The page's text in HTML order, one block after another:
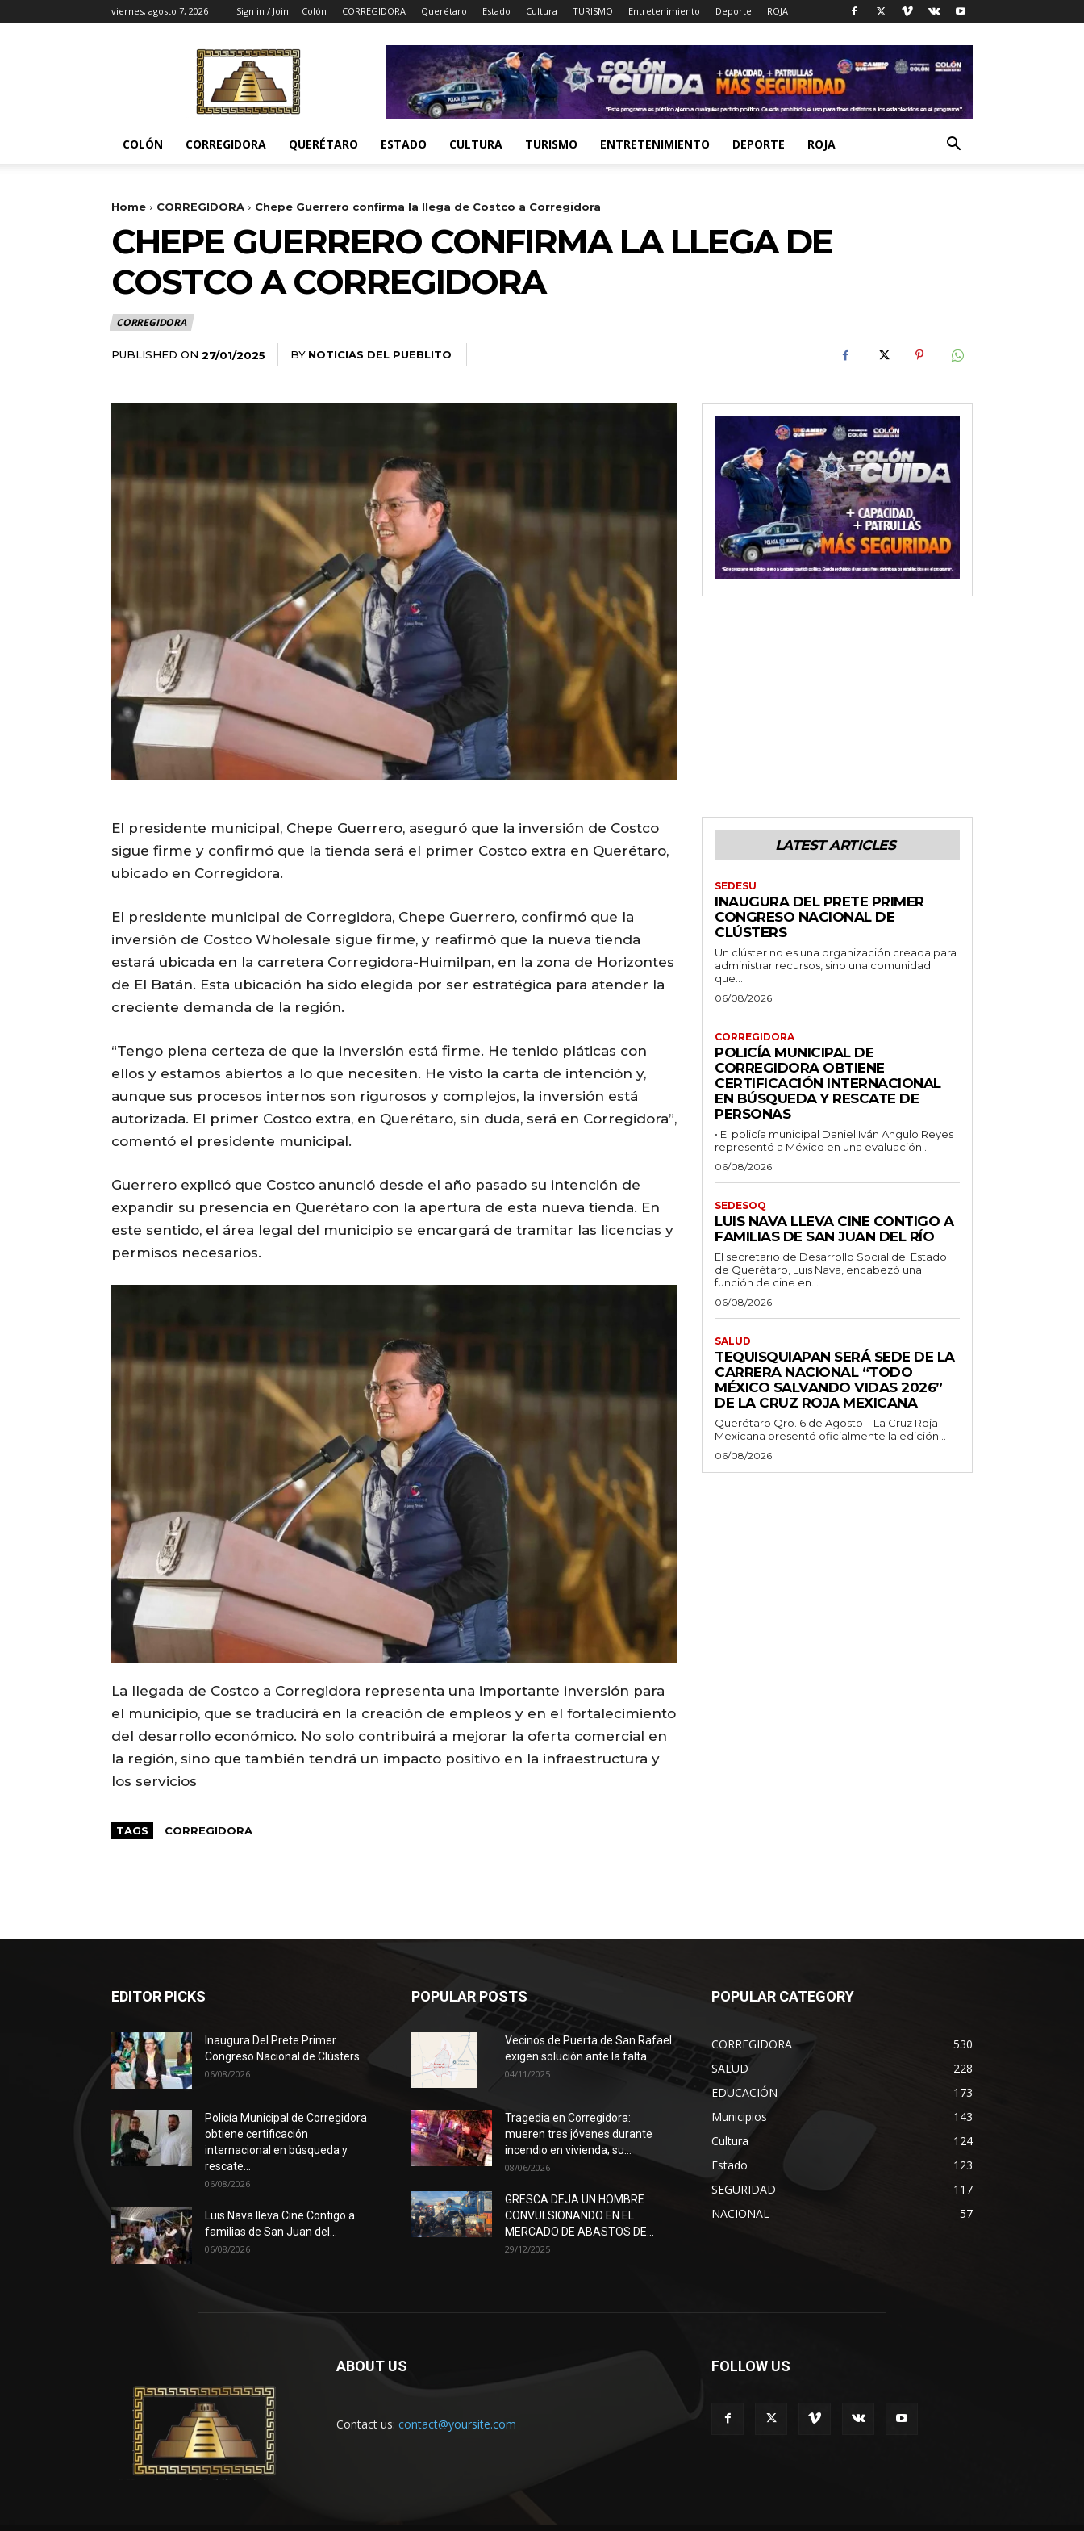
viernes, agosto 7, 2026 Sign in / Join Colón CORREGIDORA Querétaro Estado Cultura TURISMO Entretenimiento Deporte ROJA
Noticias
del
Pueblito
COLÓN CORREGIDORA QUERÉTARO ESTADO CULTURA TURISMO ENTRETENIMIENTO DEPORTE ROJA
Home CORREGIDORA Chepe Guerrero confirma la llega de Costco a Corregidora
CHEPE GUERRERO CONFIRMA LA LLEGA DE
COSTCO A CORREGIDORA
CORREGIDORA
PUBLISHED ON 27/01/2025 BY NOTICIAS DEL PUEBLITO
El presidente municipal, Chepe Guerrero, aseguró que la inversión de Costco
sigue firme y confirmó que la tienda será el primer Costco extra en Querétaro,
ubicado en Corregidora.
El presidente municipal de Corregidora, Chepe Guerrero, confirmó que la
inversión de Costco Wholesale sigue firme, y reafirmó que la nueva tienda
estará ubicada en la carretera Corregidora-Huimilpan, en la zona de Horizontes
de El Batán. Esta ubicación ha sido elegida por ser estratégica para atender la
creciente demanda de la región.
“Tengo plena certeza de que la inversión está firme. He tenido pláticas con
ellos y estamos abiertos a lo que necesiten. He visto la carta de intención y,
aunque sus procesos internos son rigurosos y complejos, la inversión está
autorizada. El primer Costco extra, en Querétaro, sin duda, será en Corregidora”,
comentó el presidente municipal.
Guerrero explicó que Costco anunció desde el año pasado su intención de
expandir su presencia en Querétaro con la apertura de esta nueva tienda. En
este sentido, el área legal del municipio se encargará de tramitar las licencias y
permisos necesarios.
La llegada de Costco a Corregidora representa una importante inversión para
el municipio, que se traducirá en la creación de empleos y en el fortalecimiento
del desarrollo económico. No solo contribuirá a mejorar la oferta comercial en
la región, sino que también tendrá un impacto positivo en la infraestructura y
los servicios
TAGS CORREGIDORA
LATEST ARTICLES
SEDESU
INAUGURA DEL PRETE PRIMER
CONGRESO NACIONAL DE
CLÚSTERS
Un clúster no es una organización creada para
administrar recursos, sino una comunidad
que...
06/08/2026
CORREGIDORA
POLICÍA MUNICIPAL DE
CORREGIDORA OBTIENE
CERTIFICACIÓN INTERNACIONAL
EN BÚSQUEDA Y RESCATE DE
PERSONAS
• El policía municipal Daniel Iván Angulo Reyes
representó a México en una evaluación...
06/08/2026
SEDESOQ
LUIS NAVA LLEVA CINE CONTIGO A
FAMILIAS DE SAN JUAN DEL RÍO
El secretario de Desarrollo Social del Estado
de Querétaro, Luis Nava, encabezó una
función de cine en...
06/08/2026
SALUD
TEQUISQUIAPAN SERÁ SEDE DE LA
CARRERA NACIONAL “TODO
MÉXICO SALVANDO VIDAS 2026”
DE LA CRUZ ROJA MEXICANA
Querétaro Qro. 6 de Agosto – La Cruz Roja
Mexicana presentó oficialmente la edición...
06/08/2026
EDITOR PICKS
Inaugura Del Prete Primer
Congreso Nacional de Clústers
06/08/2026
Policía Municipal de Corregidora
obtiene certificación
internacional en búsqueda y
rescate...
06/08/2026
Luis Nava lleva Cine Contigo a
familias de San Juan del...
06/08/2026
POPULAR POSTS
Vecinos de Puerta de San Rafael
exigen solución ante la falta...
04/11/2025
Tragedia en Corregidora:
mueren tres jóvenes durante
incendio en vivienda; su...
08/06/2026
GRESCA DEJA UN HOMBRE
CONVULSIONANDO EN EL
MERCADO DE ABASTOS DE...
29/12/2025
POPULAR CATEGORY
CORREGIDORA
530
SALUD
228
EDUCACIÓN
173
Municipios
143
Cultura
124
Estado
123
SEGURIDAD
117
NACIONAL
57
ABOUT US
Contact us: contact@yoursite.com
FOLLOW US